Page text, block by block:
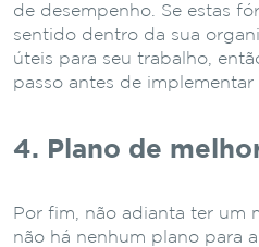
de desempenho. Se estas
sentido dentro da sua
úteis para seu trabalho,
passo antes de implementar
4. Plano de
Por fim, não adianta ter um
não há nenhum plano para